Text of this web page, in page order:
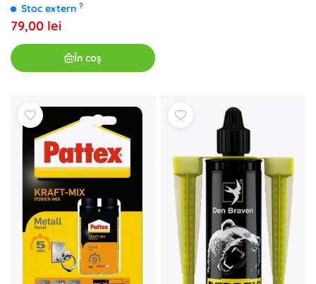
Stoc extern ?
79,00 lei
În coș